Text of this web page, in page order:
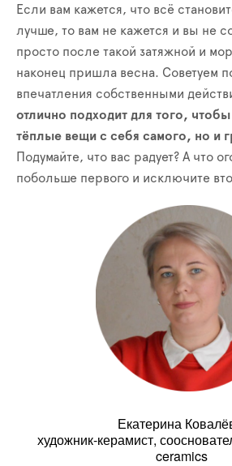
Если вам кажется, что всё
лучше, то вам не кажется и вы не
просто после такой затяжной и
наконец пришла весна. Советуем
впечатления собственными
отлично подходит для того,
тёплые вещи с себя самого, но и
Подумайте, что вас радует? А что
побольше первого и исключите
Екатерина
художник-керамист,
ceramics